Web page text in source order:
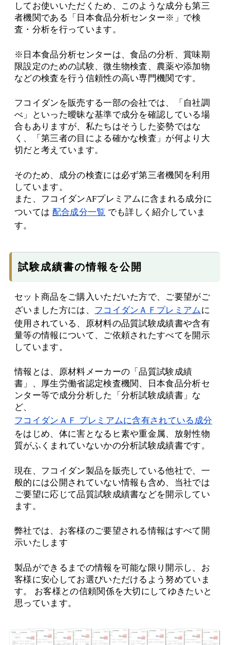
してお使いいただくため、このような成分も第三
者機関である「日本食品分析センター※」で検
査・分析を行っています。
※日本食品分析センターは、食品の分析、賞味期
限設定のための試験、微生物検査、農薬や添加物
などの検査を行う信頼性の高い専門機関です。
フコイダンを販売する一部の会社では、「自社調
べ」といった曖昧な基準で成分を確認している場
合もありますが、私たちはそうした姿勢ではな
く、「第三者の目による確かな検査」が何より大
切だと考えています。
そのため、成分の検査には必ず第三者機関を利用
しています。
また、フコイダンAFプレミアムに含まれる成分に
ついては 配合成分一覧 でも詳しく紹介していま
す。
試験成績書の情報を公開
セット商品をご購入いただいた方で、ご要望がご
ざいました方には、 フコイダンＡＦプレミアムに
使用されている、原材料の品質試験成績書や含有
量等の情報について、ご依頼されたすべてを開示
しています。
情報とは、原材料メーカーの「品質試験成績
書」、厚生労働省認定検査機関、日本食品分析セ
ンター等で成分分析した「分析試験成績書」な
ど、
フコイダンＡＦ プレミアムに含有されている成分
をはじめ、体に害となるヒ素や重金属、放射性物
質がふくまれていないかの分析試験成績書です。
現在、フコイダン製品を販売している他社で、一
般的には公開されていない情報も含め、当社では
ご要望に応じて品質試験成績書などを開示してい
ます。
弊社では、お客様のご要望される情報はすべて開
示いたします
製品ができるまでの情報を可能な限り開示し、お
客様に安心してお選びいただけるよう努めていま
す。 お客様との信頼関係を大切にしてゆきたいと
思っています。